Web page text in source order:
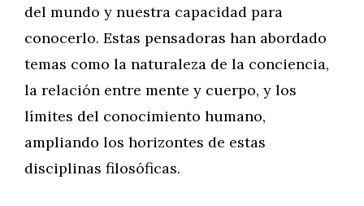
del mundo y nuestra capacidad para
conocerlo. Estas pensadoras han abordado
temas como la naturaleza de la conciencia,
la relación entre mente y cuerpo, y los
límites del conocimiento humano,
ampliando los horizontes de estas
disciplinas filosóficas.